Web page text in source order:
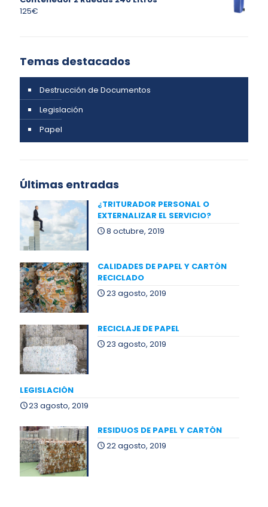
125€
Temas destacados
Destrucción de Documentos
Legislación
Papel
Últimas entradas
¿TRITURADOR PERSONAL O
EXTERNALIZAR EL SERVICIO?
8 octubre, 2019
CALIDADES DE PAPEL Y CARTÓN
RECICLADO
23 agosto, 2019
RECICLAJE DE PAPEL
23 agosto, 2019
LEGISLACIÓN
23 agosto, 2019
RESIDUOS DE PAPEL Y CARTÓN
22 agosto, 2019